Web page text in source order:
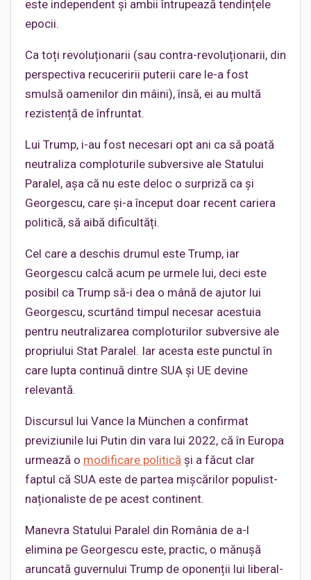
este independent și ambii întrupează tendințele
epocii.
Ca toți revoluționarii (sau contra-revoluționarii, din
perspectiva recuceririi puterii care le-a fost
smulsă oamenilor din mâini), însă, ei au multă
rezistență de înfruntat.
Lui Trump, i-au fost necesari opt ani ca să poată
neutraliza comploturile subversive ale Statului
Paralel, așa că nu este deloc o surpriză ca și
Georgescu, care și-a început doar recent cariera
politică, să aibă dificultăți.
Cel care a deschis drumul este Trump, iar
Georgescu calcă acum pe urmele lui, deci este
posibil ca Trump să-i dea o mână de ajutor lui
Georgescu, scurtând timpul necesar acestuia
pentru neutralizarea comploturilor subversive ale
propriului Stat Paralel. Iar acesta este punctul în
care lupta continuă dintre SUA și UE devine
relevantă.
Discursul lui Vance la München a confirmat
previziunile lui Putin din vara lui 2022, că în Europa
urmează o modificare politică și a făcut clar
faptul că SUA este de partea mișcărilor populist-
naționaliste de pe acest continent.
Manevra Statului Paralel din România de a-l
elimina pe Georgescu este, practic, o mănușă
aruncată guvernului Trump de oponenții lui liberal-